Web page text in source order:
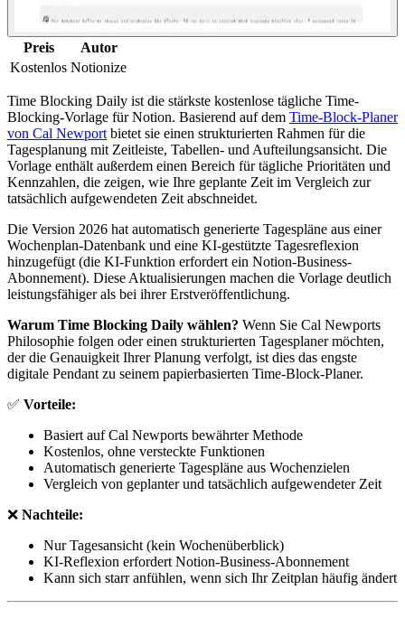
Preis
Autor
Kostenlos Notionize
Time Blocking Daily ist die stärkste kostenlose tägliche Time-
Blocking-Vorlage für Notion. Basierend auf dem Time-Block-Planer
von Cal Newport bietet sie einen strukturierten Rahmen für die
Tagesplanung mit Zeitleiste, Tabellen- und Aufteilungsansicht. Die
Vorlage enthält außerdem einen Bereich für tägliche Prioritäten und
Kennzahlen, die zeigen, wie Ihre geplante Zeit im Vergleich zur
tatsächlich aufgewendeten Zeit abschneidet.
Die Version 2026 hat automatisch generierte Tagespläne aus einer
Wochenplan-Datenbank und eine KI-gestützte Tagesreflexion
hinzugefügt (die KI-Funktion erfordert ein Notion-Business-
Abonnement). Diese Aktualisierungen machen die Vorlage deutlich
leistungsfähiger als bei ihrer Erstveröffentlichung.
Warum Time Blocking Daily wählen? Wenn Sie Cal Newports
Philosophie folgen oder einen strukturierten Tagesplaner möchten,
der die Genauigkeit Ihrer Planung verfolgt, ist dies das engste
digitale Pendant zu seinem papierbasierten Time-Block-Planer.
✅ Vorteile:
Basiert auf Cal Newports bewährter Methode
Kostenlos, ohne versteckte Funktionen
Automatisch generierte Tagespläne aus Wochenzielen
Vergleich von geplanter und tatsächlich aufgewendeter Zeit
❌ Nachteile:
Nur Tagesansicht (kein Wochenüberblick)
KI-Reflexion erfordert Notion-Business-Abonnement
Kann sich starr anfühlen, wenn sich Ihr Zeitplan häufig ändert